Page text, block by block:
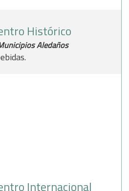
Histórico
Aledaños
Internacional